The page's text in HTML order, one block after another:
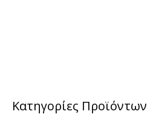
Κατηγορίες Προϊόντων